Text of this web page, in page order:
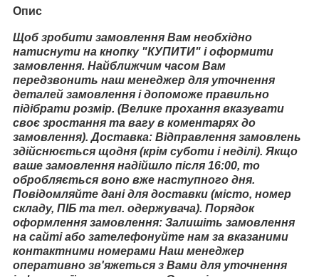
Опис
Щоб зробити замовлення Вам необхідно
натиснути на кнопку "КУПИТИ" і оформити
замовлення. Найближчим часом Вам
передзвонить наш менеджер для уточнення
деталей замовлення і допоможе правильно
підібрати розмір. (Велике прохання вказувати
своє зростання та вагу в коментарях до
замовлення). Доставка: Відправлення замовлень
здійснюється щодня (крім суботи і неділі). Якщо
ваше замовлення надійшло після 16:00, то
обробляється воно вже наступного дня.
Повідомляйте дані для доставки (місто, номер
складу, ПІБ та тел. одержувача). Порядок
оформлення замовлення: Залишіть замовлення
на сайті або зателефонуйте нам за вказаними
контактними номерами Наш менеджер
оперативно зв'яжеться з Вами для уточнення